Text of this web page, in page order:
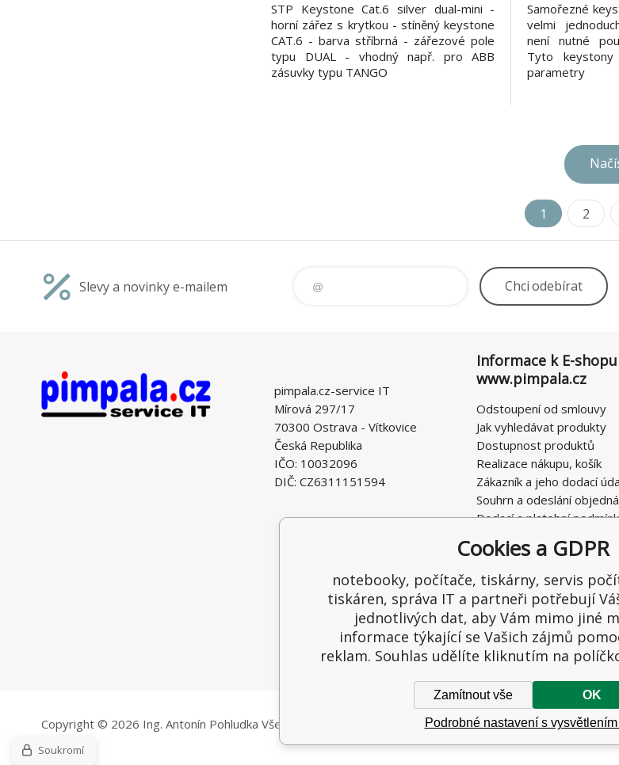
STP Keystone Cat.6 silver dual-mini -
horní zářez s krytkou - stíněný keystone
CAT.6 - barva stříbrná - zářezové pole
typu DUAL - vhodný např. pro ABB
zásuvky typu TANGO
Samořezné
velmi
není nutné
Tyto
parametry
nejnovějších
1 2
Slevy a novinky e-mailem Chciodebírat
pimpala.cz-service IT
Mírová 297/17
70300 Ostrava - Vítkovice
Česká Republika
IČO: 10032096
DIČ: CZ6311151594
Informace k E-shopu
www.pimpala.cz
Odstoupení od smlouvy
Jak vyhledávat produkty
Dostupnost produktů
Realizace nákupu, košík
Zákazník a jeho dodací
Souhrn a odeslání
Dodací a platební
Obchodní podmínky E-
Ochrana osobních údajů
Řešení nedostatků,
Kontaktní formulář
Copyright © 2026 Ing. Antonín Pohludka Všechna práva vyhrazena.
Cookies a GDPR
notebooky, počítače, tiskárny, servis
tiskáren, správa IT a partneři potřebují
jednotlivých dat, aby Vám mimo jiné
informace týkající se Vašich zájmů
reklam. Souhlas udělíte kliknutím na
Zamítnout vše OK
Podrobné nastavení s
Soukromí